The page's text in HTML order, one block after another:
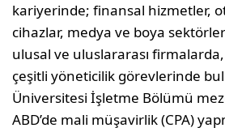
kariyerinde; finansal hizmetler,
cihazlar, medya ve boya
ulusal ve uluslararası
çeşitli yöneticilik görevlerinde
Üniversitesi İşletme Bölümü
ABD’de mali müşavirlik (CPA)